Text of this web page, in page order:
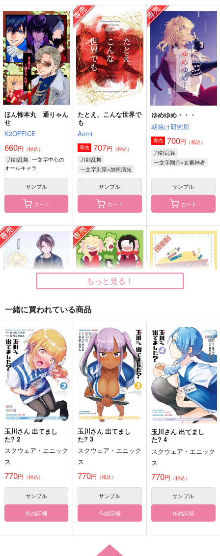
810円（税込）
一文字則宗×女審神者
サンプル
作品詳細
900円 （税込）
一文字則宗×孫六兼元
サンプル
作品詳細
ンド！
692円（税込）
一文字則宗×女審神者
サンプル
作品詳細
倶楽部一文字
韋駄天・ビー・ブライ
ンド！
1,887 （税込）
一文字則宗
サンプル
CHEESE CRIME
韋駄天・ビー・ブライ
ンド！
629 円（税込）
一文字則宗×女審神者
サンプル
作品詳細
推し(一文字則宗)につ
いて考える本
2,750円（税込）
一文字則宗
サンプル
ねぼすけダーリン！
韋駄天・ビー・ブライ
ンド！
660円 （税込）
一文字則宗×女審神者
サンプル
作品詳細
ゆめゆめ・・・
朝焼け研究所
700円
一文字則宗×女審神者
サンプル
作品詳細
則じいとあそぼ
ゆであすぱら
986円
一文字則宗
サンプル
作品詳細
ほん怖本丸 通りゃん
せ
K2OFFICE
660円 （税込）
刀剣乱舞 一文字中心の
オールキャラ
サンプル
カート
たとえ、こんな世界で
も
Aomi
専売 707円 （税込）
刀剣乱舞
一文字則宗×加州清光
サンプル
カート
ゆめゆめ・・・
朝焼け研究所
専売 700円 （税込）
刀剣乱舞
一文字則宗×女審神者
サンプル
カート
promise-ロフトの妖
精-
Re:EN℃
専売 1,337円（税込）
刀剣乱舞
一文字則宗×加州清光
サンプル
はたらくうぱーず！
みかんばたけ
専売 629 円 （税込）
刀剣乱舞
一文字則宗×加州清光
サンプル
コンプライアンスを気
にしてたらオフィスラ
ブは書けない
おなかにやさしい
707円（税込）
刀剣乱舞
一文字則宗×政府職員
サンプル
カート
もっと見る！
一緒に買われている商品
玉川さん 出てまし
た? 2
スクウェア・エニック
ス
770円 （税込）
サンプル
作品詳細
玉川さん 出てまし
た? 3
スクウェア・エニック
ス
770円 （税込）
サンプル
作品詳細
玉川さん 出てまし
た? 4
スクウェア・エニック
ス
770円 （税込）
サンプル
作品詳細